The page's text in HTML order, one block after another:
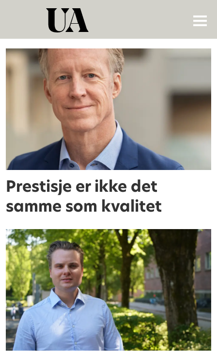
Tag:
forskningskvalitet
Prestisje er ikke det
samme som kvalitet